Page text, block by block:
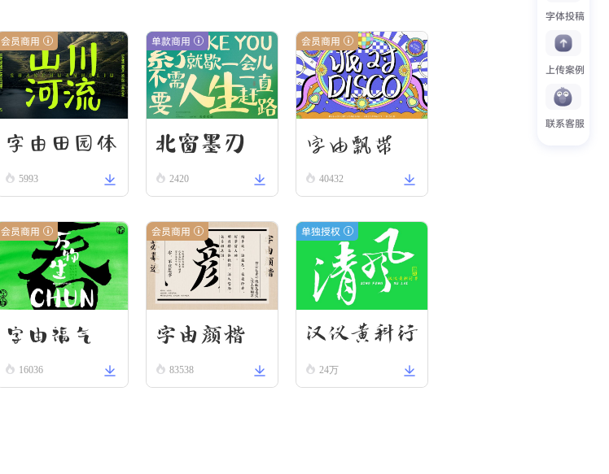
字体投稿
上传案例
联系客服
会员商用
字由田园体
5993
单款商用
北窗墨刃
2420
会员商用
字由飘带
40432
会员商用
字由福气
16036
会员商用
字由颜楷
83538
单独授权
汉仪黄科行
书 W
24万